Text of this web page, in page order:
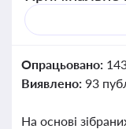
Опрацьовано:
Виявлено: 93
На основі